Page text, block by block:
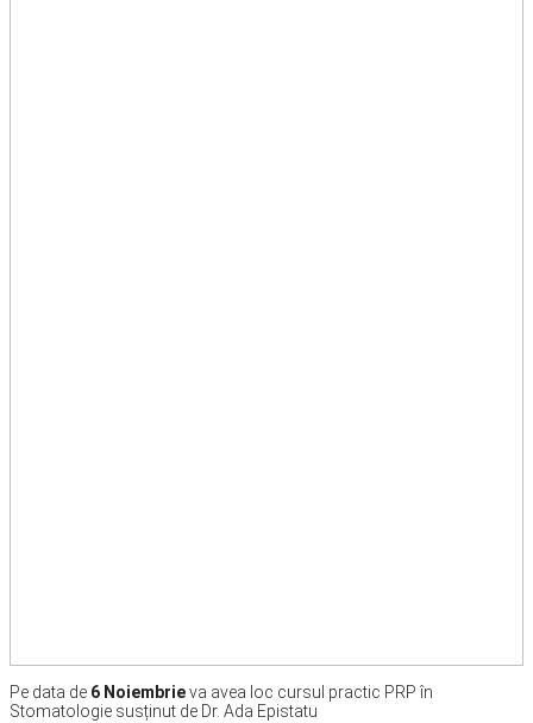
Pe data de 6 Noiembrieva avea loc cursul practic PRP în
Stomatologie susținut de Dr. Ada Epistatu